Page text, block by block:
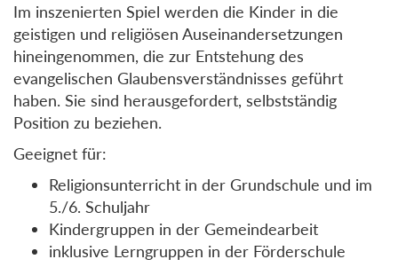
Im inszenierten Spiel werden die Kinder in die
geistigen und religiösen Auseinandersetzungen
hineingenommen, die zur Entstehung des
evangelischen Glaubensverständnisses geführt
haben. Sie sind herausgefordert, selbstständig
Position zu beziehen.
Geeignet für:
Religionsunterricht in der Grundschule und im
5./6. Schuljahr
Kindergruppen in der Gemeindearbeit
inklusive Lerngruppen in der Förderschule